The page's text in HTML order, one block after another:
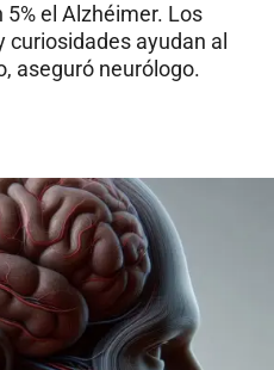
el Alzhéimer. Los
ayudan al
aseguró neurólogo.